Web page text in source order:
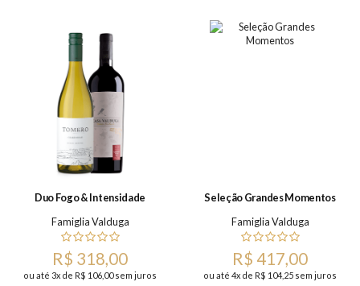
Duo Fogo & Intensidade
Famiglia Valduga
R$ 318,00
ou até 3x de R$ 106,00 sem juros
Seleção Grandes Momentos
Famiglia Valduga
R$ 417,00
ou até 4x de R$ 104,25 sem juros